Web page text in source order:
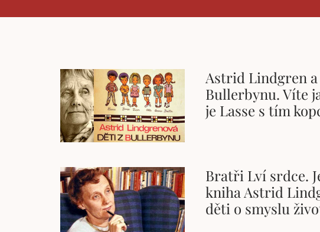
Astrid Lindgren
Bullerbynu. Víte
je Lasse s tím
Bratři Lví srdce.
kniha Astrid
děti o smyslu